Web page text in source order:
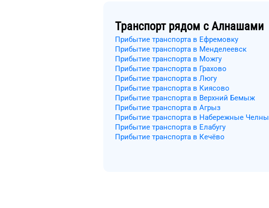
Транспорт рядом с Алнашами
Прибытие транспорта в Ефремовку
Прибытие транспорта в Менделеевск
Прибытие транспорта в Можгу
Прибытие транспорта в Грахово
Прибытие транспорта в Люгу
Прибытие транспорта в Киясово
Прибытие транспорта в Верхний Бемыж
Прибытие транспорта в Агрыз
Прибытие транспорта в Набережные Челны
Прибытие транспорта в Елабугу
Прибытие транспорта в Кечёво